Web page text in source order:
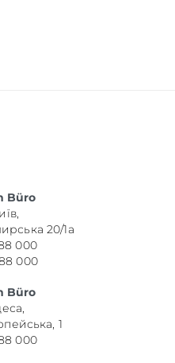
Büro
20/1а
000
000
Büro
1
000